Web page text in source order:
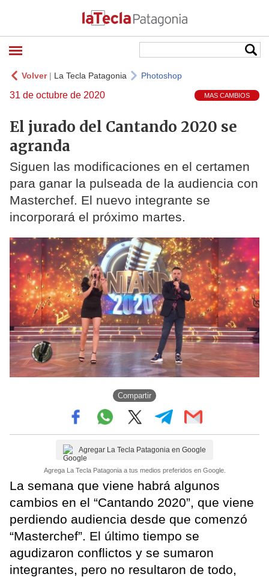
Volver| La Tecla Patagonia Photoshop
31 de octubre de 2020 MAS CAMBIOS
El jurado del Cantando 2020 se
agranda
Siguen las modificaciones en el certamen
para ganar la pulseada de la audiencia con
Masterchef. El nuevo integrante se
incorporará el próximo martes.
Compartir
Agregar La Tecla Patagonia en Google
Agrega La Tecla Patagonia a tus medios preferidos en Google.
La semana que viene habrá algunos
cambios en el “Cantando 2020”, que viene
perdiendo audiencia desde que comenzó
“Masterchef”. El último tiempo se
agudizaron conflictos y se sumaron
integrantes, pero no resultaron de todo,